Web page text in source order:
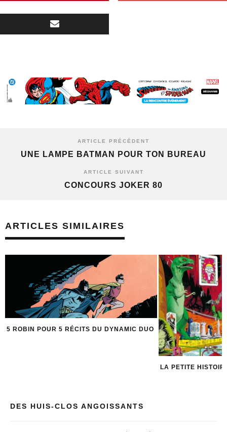
ARTICLE PRÉCÉDENT
UNE LAMPE BATMAN POUR TON BUREAU
ARTICLE SUIVANT
CONCOURS JOKER 80
ARTICLES SIMILAIRES
UN VENT
AVEC LE REBOOT
DES HUIS-CLOS ANGOISSANTS